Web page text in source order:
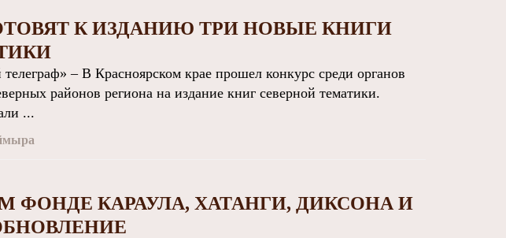
К ИЗДАНИЮ ТРИ НОВЫЕ КНИГИ
– В Красноярском крае прошел конкурс среди органов
районов региона на издание книг северной тематики.
...
ФОНДЕ КАРАУЛА, ХАТАНГИ, ДИКСОНА И